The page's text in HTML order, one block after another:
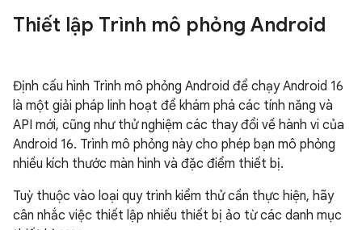
Thiết lập Trình mô phỏng Android
Định cấu hình Trình mô phỏng Android để chạy Android 16
là một giải pháp linh hoạt để khám phá các tính năng và
API mới, cũng như thử nghiệm các thay đổi về hành vi của
Android 16. Trình mô phỏng này cho phép bạn mô phỏng
nhiều kích thước màn hình và đặc điểm thiết bị.
Tuỳ thuộc vào loại quy trình kiểm thử cần thực hiện, hãy
cân nhắc việc thiết lập nhiều thiết bị ảo từ các danh mục